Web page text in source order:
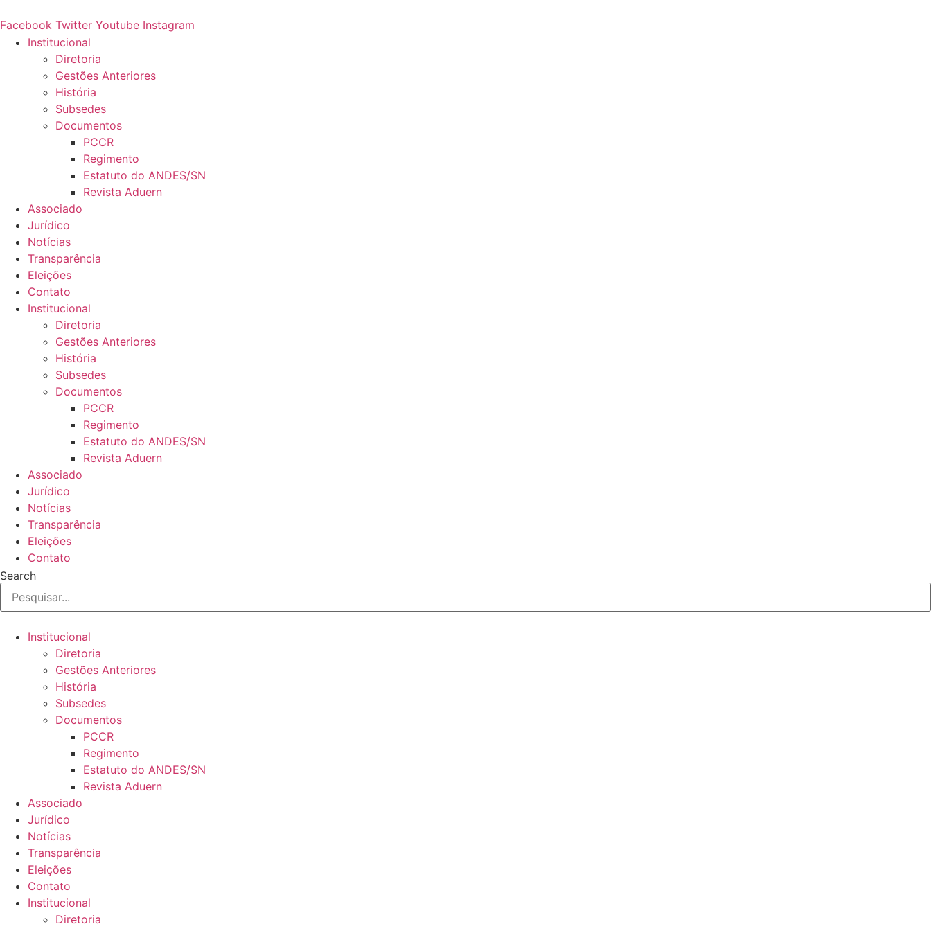
para
conteúdo
Facebook Twitter Youtube Instagram
Institucional
Diretoria
Gestões Anteriores
História
Subsedes
Documentos
PCCR
Regimento
Estatuto do ANDES/SN
Revista Aduern
Associado
Jurídico
Notícias
Transparência
Eleições
Contato
Institucional
Diretoria
Gestões Anteriores
História
Subsedes
Documentos
PCCR
Regimento
Estatuto do ANDES/SN
Revista Aduern
Associado
Jurídico
Notícias
Transparência
Eleições
Contato
Search
Institucional
Diretoria
Gestões Anteriores
História
Subsedes
Documentos
PCCR
Regimento
Estatuto do ANDES/SN
Revista Aduern
Associado
Jurídico
Notícias
Transparência
Eleições
Contato
Institucional
Diretoria